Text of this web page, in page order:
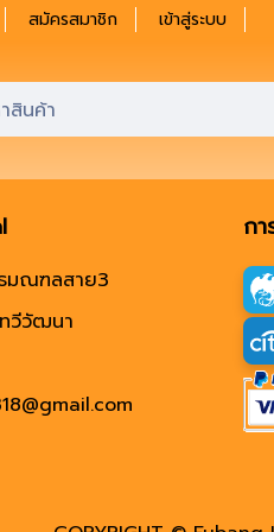
สมัครสมาชิก เข้าสู่ระบบ
มณฑลสาย3
วีวัฒนา
กา